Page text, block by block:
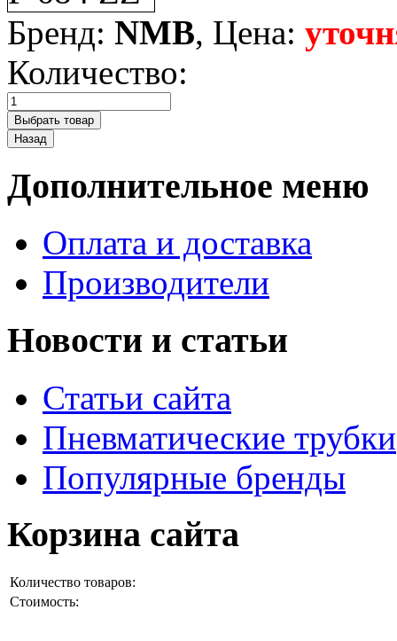
Бренд: NMB, Цена:
Количество:
Дополнительное меню
Оплата и доставка
Производители
Новости и статьи
Статьи сайта
Пневматические трубки
Популярные бренды
Корзина сайта
Количество товаров:
Стоимость: